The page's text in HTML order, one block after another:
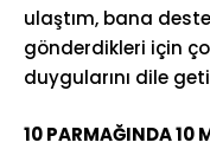
ulaştım, bana
gönderdikleri için
duygularını dile
10 PARMAĞINDA 10